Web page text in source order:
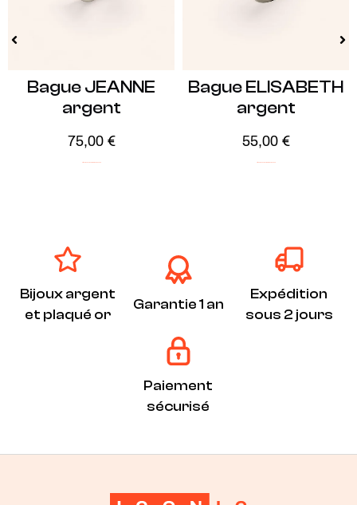
Bague JEANNE
argent
75,00 €
Bague ELISABETH
argent
55,00 €
Bijoux argent
et plaqué or
Garantie 1 an
Expédition
sous 2 jours
Paiement
sécurisé